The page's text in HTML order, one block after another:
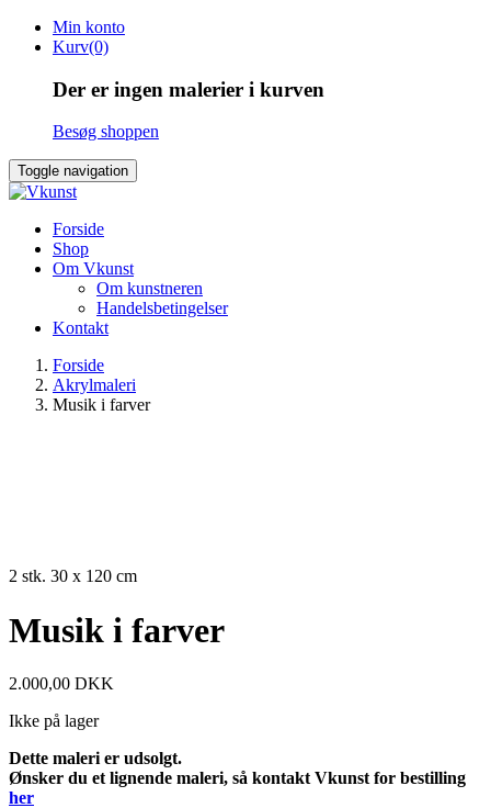
Skip
Min konto
Kurv(0)
Der er ingen malerier i kurven
Besøg shoppen
Toggle navigation
Forside
Shop
Om Vkunst
Om kunstneren
Handelsbetingelser
Kontakt
Forside
Akrylmaleri
Musik i farver
2 stk. 30 x 120 cm
Musik i farver
2.000,00 DKK
Ikke på lager
Dette maleri er udsolgt.
Ønsker du et lignende maleri, så kontakt Vkunst for bestilling
her